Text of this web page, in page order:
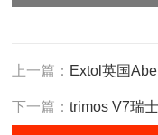
上一篇： Extol英国
下一篇：trimos V7瑞士